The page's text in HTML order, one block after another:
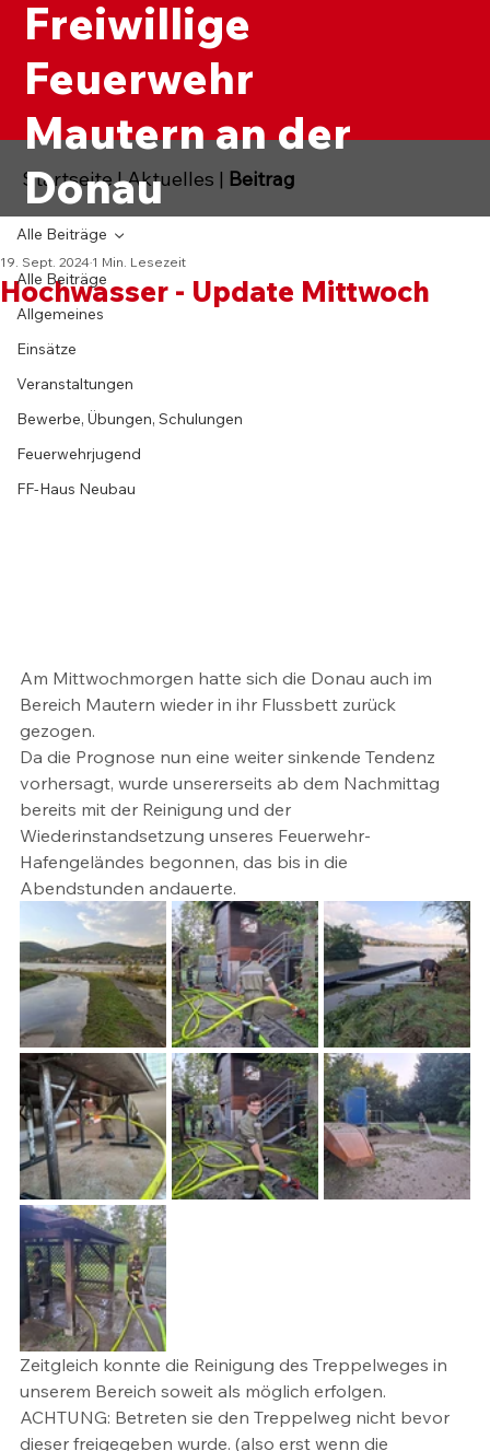
Freiwillige
Feuerwehr
Mautern an der
Donau
Alle Beiträge
Allgemeines
Einsätze
Veranstaltungen
Bewerbe, Übungen, Schulungen
Feuerwehrjugend
FF-Haus Neubau
Alle Beiträge
Hochwasser - Update Mittwoch
19. Sept. 2024 1 Min. Lesezeit
Am Mittwochmorgen hatte sich die Donau auch im
Bereich Mautern wieder in ihr Flussbett zurück
gezogen.
Da die Prognose nun eine weiter sinkende Tendenz
vorhersagt, wurde unsererseits ab dem Nachmittag
bereits mit der Reinigung und der
Wiederinstandsetzung unseres Feuerwehr-
Hafengeländes begonnen, das bis in die
Abendstunden andauerte.
Zeitgleich konnte die Reinigung des Treppelweges in
unserem Bereich soweit als möglich erfolgen.
ACHTUNG: Betreten sie den Treppelweg nicht bevor
dieser freigegeben wurde. (also erst wenn die
Startseite|Aktuelles | Beitrag